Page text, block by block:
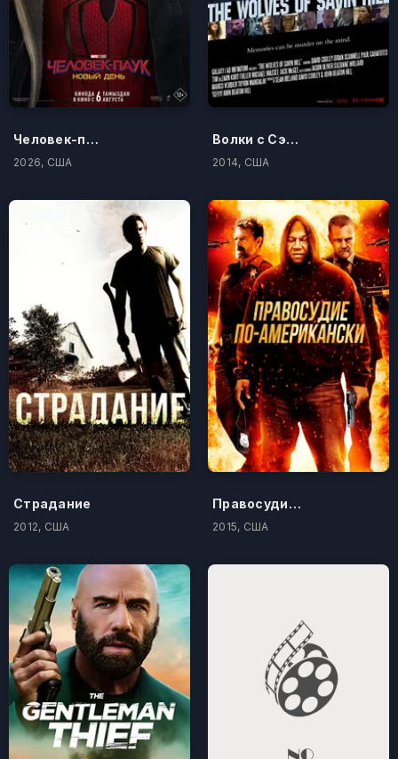
Человек-паук: Новый день
2026, США
Волки с Сэйвин-Хилл
2014, США
Страдание
2012, США
Правосудие по-американски
2015, США